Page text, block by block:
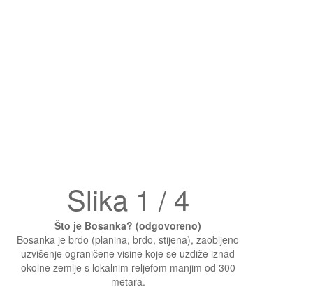
Slika 1 / 4
Što je Bosanka? (odgovoreno)
Bosanka je brdo (planina, brdo, stijena), zaobljeno
uzvišenje ograničene visine koje se uzdiže iznad
okolne zemlje s lokalnim reljefom manjim od 300
metara.